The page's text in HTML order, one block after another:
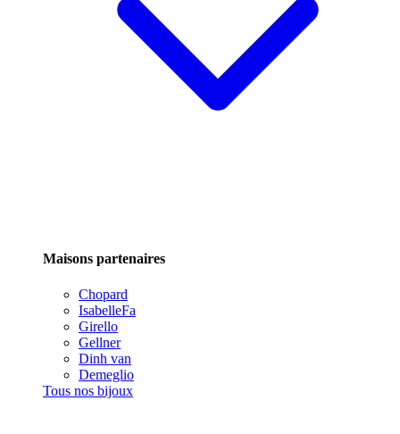
Maisons partenaires
Chopard
IsabelleFa
Girello
Gellner
Dinh van
Demeglio
Tous nos bijoux